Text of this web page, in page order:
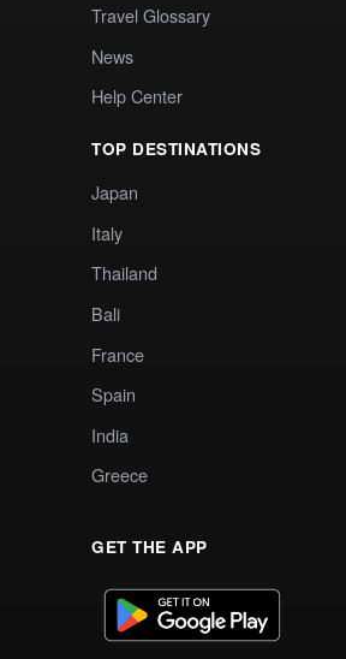
Travel Glossary
News
Help Center
TOP DESTINATIONS
Japan
Italy
Thailand
Bali
France
Spain
India
Greece
GET THE APP